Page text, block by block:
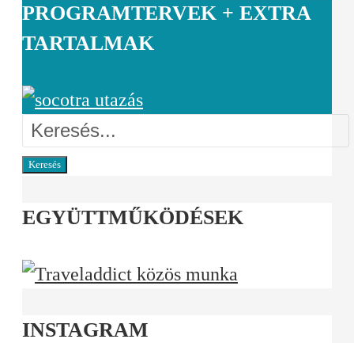
PROGRAMTERVEK + EXTRA
TARTALMAK
Keresés
EGYÜTTMŰKÖDÉSEK
INSTAGRAM